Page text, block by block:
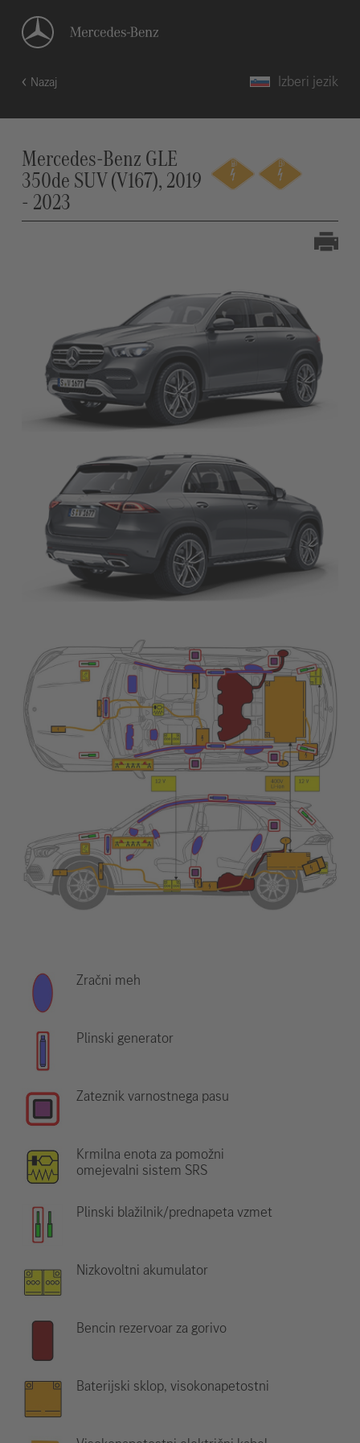
Nazaj Izberi jezik
Mercedes-Benz GLE
350de SUV (V167), 2019
- 2023
Zračni meh
Plinski generator
Zateznik varnostnega pasu
Krmilna enota za pomožni
omejevalni sistem SRS
Plinski blažilnik/prednapeta vzmet
Nizkovoltni akumulator
Bencin rezervoar za gorivo
Baterijski sklop, visokonapetostni